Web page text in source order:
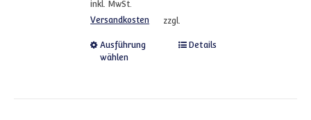
inkl. MwSt.
zzgl.
Versandkosten
Ausführung
wählen
Dieses Produkt weist
Details